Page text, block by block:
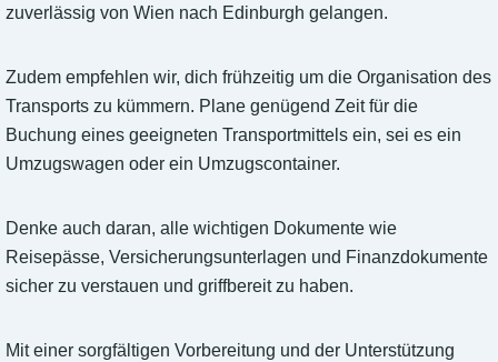
zuverlässig von Wien nach Edinburgh gelangen.
Zudem empfehlen wir, dich frühzeitig um die Organisation des
Transports zu kümmern. Plane genügend Zeit für die
Buchung eines geeigneten Transportmittels ein, sei es ein
Umzugswagen oder ein Umzugscontainer.
Denke auch daran, alle wichtigen Dokumente wie
Reisepässe, Versicherungsunterlagen und Finanzdokumente
sicher zu verstauen und griffbereit zu haben.
Mit einer sorgfältigen Vorbereitung und der Unterstützung